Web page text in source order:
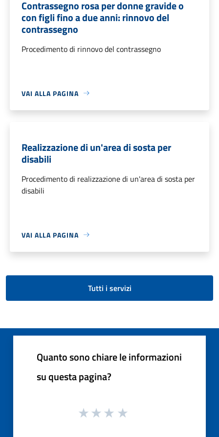
Contrassegno rosa per donne gravide o
con figli fino a due anni: rinnovo del
contrassegno
Procedimento di rinnovo del contrassegno
VAI ALLA PAGINA
Realizzazione di un'area di sosta per
disabili
Procedimento di realizzazione di un'area di sosta per
disabili
VAI ALLA PAGINA
Tutti i servizi
Quanto sono chiare le informazioni
su questa pagina?